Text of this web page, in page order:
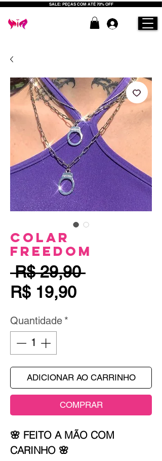
SALE: PEÇAS COM ATÉ 70% OFF
Colar
Freedom
R$ 29,90 Preço
R$ 19,90Preço
Quantidade *
ADICIONAR AO CARRINHO
COMPRAR
🌸 FEITO A MÃO COM
CARINHO 🌸